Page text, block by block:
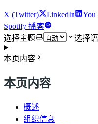
X (Twitter) LinkedIn
Spotify 播客
选择主题
选择
本页内容
本页内容
概述
组织信息